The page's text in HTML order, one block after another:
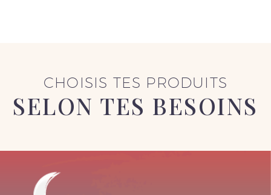
CHOISIS TES PRODUITS
SELON TES BESOINS